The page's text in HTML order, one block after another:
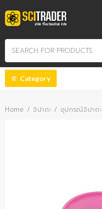
to
content
Category
Home / จิปาถะ / อุปกรณ์จิปาถะ